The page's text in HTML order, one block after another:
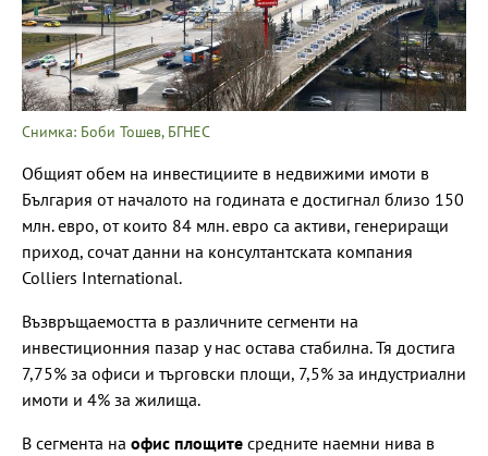
Снимка: Боби Тошев, БГНЕС
Общият обем на инвестициите в недвижими имоти в
България от началото на годината е достигнал близо 150
млн. евро, от които 84 млн. евро са активи, генериращи
приход, сочат данни на консултантската компания
Colliers International.
Възвръщаемостта в различните сегменти на
инвестиционния пазар у нас остава стабилна. Тя достига
7,75% за офиси и търговски площи, 7,5% за индустриални
имоти и 4% за жилища.
В сегмента на офис площите средните наемни нива в